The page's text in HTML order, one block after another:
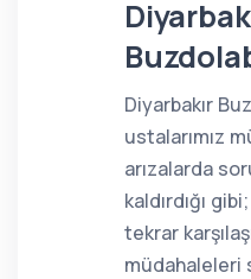
Diyarbakır
ustalarımız
arızalarda
kaldırdığı
tekrar
müdahaleleri